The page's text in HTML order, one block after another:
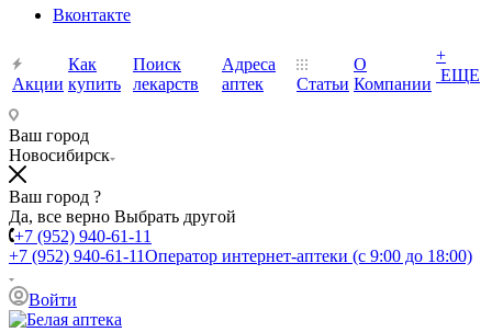
Вконтакте
Акции
Как
купить
Поиск
лекарств
Адреса
аптек
Статьи
О
Компании
+
ЕЩЕ
Ваш город
Новосибирск
Ваш город ?
Да, все верно Выбрать другой
+7 (952) 940-61-11
+7 (952) 940-61-11Оператор интернет-аптеки (с 9:00 до 18:00)
Войти